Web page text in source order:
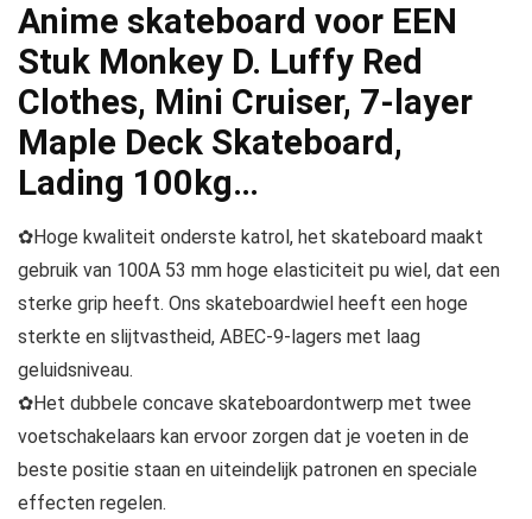
Anime skateboard voor EEN
Stuk Monkey D. Luffy Red
Clothes, Mini Cruiser, 7-layer
Maple Deck Skateboard,
Lading 100kg…
✿Hoge kwaliteit onderste katrol, het skateboard maakt
gebruik van 100A 53 mm hoge elasticiteit pu wiel, dat een
sterke grip heeft. Ons skateboardwiel heeft een hoge
sterkte en slijtvastheid, ABEC-9-lagers met laag
geluidsniveau.
✿Het dubbele concave skateboardontwerp met twee
voetschakelaars kan ervoor zorgen dat je voeten in de
beste positie staan ​​en uiteindelijk patronen en speciale
effecten regelen.